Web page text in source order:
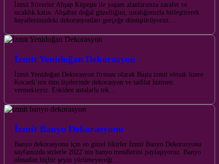
İzmit Süverler Ahşap Küpeşte ile yaşam alanlarınıza zarafet ve
sıcaklık katın. Ahşabın doğal güzelliğini, ustalığımızla birleştirerek
hayallerinizdeki dekorasyonları gerçeğe dönüştürüyoruz.…
İzmit Yenidoğan Dekorasyon
İzmit Yenidoğan Dekorasyon firması olarak Başta izmit olmak üzere
Kocaeli’nin tüm ilçelerinde dekorasyon ve tadilat hizmeti
vermekteyiz. Eskiden ustalarla tek…
İzmit Banyo Dekorasyonu
Banyo dekorasyonu için en güzel fikirler İzmit Banyo Dekorasyonu
sayfamızda sizlerle 2022’nin banyo trendlerini paylaşıyoruz. Banyo
olmadan hiçbir şeyin yürümeyeceği…